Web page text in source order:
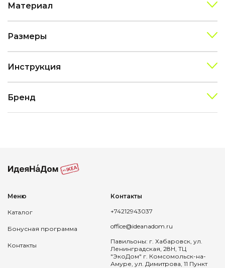
Материал
Размеры
Инструкция
Бренд
Меню
Каталог
Бонусная программа
Контакты
Контакты
+74212943037
office@ideanadom.ru
Павильоны: г. Хабаровск, ул.
Ленинградская, 28Н, ТЦ
"ЭкоДом" г. Комсомольск-на-
Амуре, ул. Димитрова, 11 Пункт